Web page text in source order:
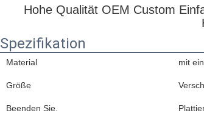
Hohe Qualität OEM Custom
Spezifikation
Material mit
Größe
Beenden Sie.